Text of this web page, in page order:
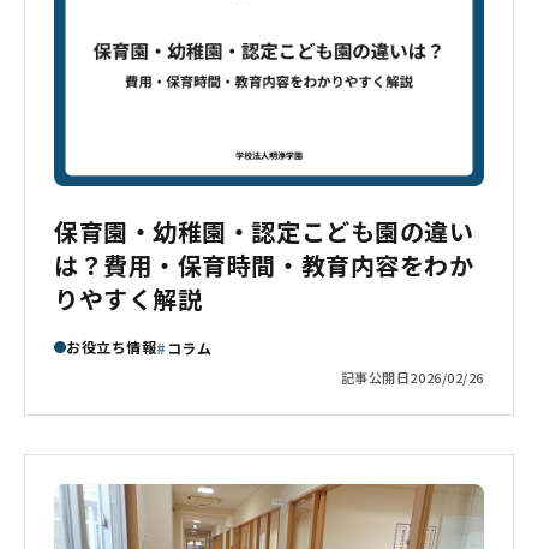
保育園・幼稚園・認定こども園の違い
は？費用・保育時間・教育内容をわか
りやすく解説
お役立ち情報 コラム
記事公開日2026/02/26